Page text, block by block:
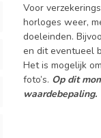
Voor
horloges weer,
doeleinden.
en dit eventueel
Het is mogelijk
foto’s. Op dit
waardebepaling.